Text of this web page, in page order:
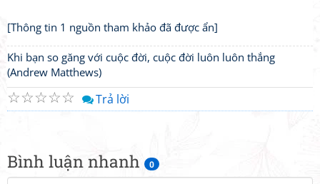
Bình luận nhanh 0
[Thông tin 1 nguồn tham khảo đã được ẩn]
Khi bạn so găng với cuộc đời, cuộc đời luôn luôn thắng
(Andrew Matthews)
☆
☆
☆
☆
☆ Trả lời